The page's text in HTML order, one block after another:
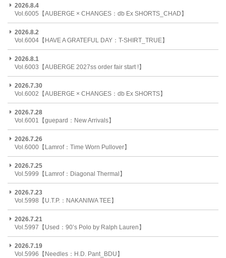
2026.8.4
Vol.6005【AUBERGE × CHANGES：db Ex SHORTS_CHAD】
2026.8.2
Vol.6004【HAVE A GRATEFUL DAY：T-SHIRT_TRUE】
2026.8.1
Vol.6003【AUBERGE 2027ss order fair start !】
2026.7.30
Vol.6002【AUBERGE × CHANGES：db Ex SHORTS】
2026.7.28
Vol.6001【guepard：New Arrivals】
2026.7.26
Vol.6000【Lamrof：Time Worn Pullover】
2026.7.25
Vol.5999【Lamrof：Diagonal Thermal】
2026.7.23
Vol.5998【U.T.P.：NAKANIWA TEE】
2026.7.21
Vol.5997【Used：90’s Polo by Ralph Lauren】
2026.7.19
Vol.5996【Needles：H.D. Pant_BDU】